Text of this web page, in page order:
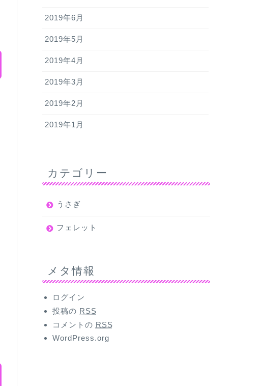
2019年6月
2019年5月
2019年4月
2019年3月
2019年2月
2019年1月
カテゴリー
うさぎ
フェレット
メタ情報
ログイン
投稿の RSS
コメントの RSS
WordPress.org